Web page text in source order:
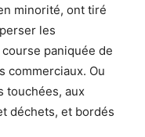
minorité, ont tiré
les
paniquée de
commerciaux. Ou
touchées, aux
déchets, et bordés